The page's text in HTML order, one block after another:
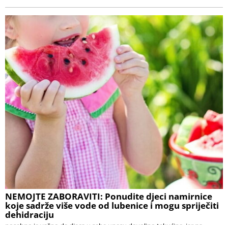
NEMOJTE ZABORAVITI: Ponudite djeci namirnice
koje sadrže više vode od lubenice i mogu spriječiti
dehidraciju